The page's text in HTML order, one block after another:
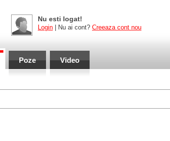
Nu esti logat!
Login | Nu ai cont? Creeaza cont nou
Poze Video